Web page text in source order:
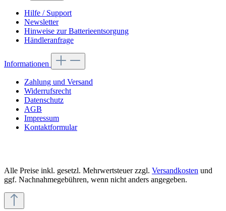
Hilfe / Support
Newsletter
Hinweise zur Batterieentsorgung
Händleranfrage
Informationen
Zahlung und Versand
Widerrufsrecht
Datenschutz
AGB
Impressum
Kontaktformular
Alle Preise inkl. gesetzl. Mehrwertsteuer zzgl. Versandkosten und
ggf. Nachnahmegebühren, wenn nicht anders angegeben.